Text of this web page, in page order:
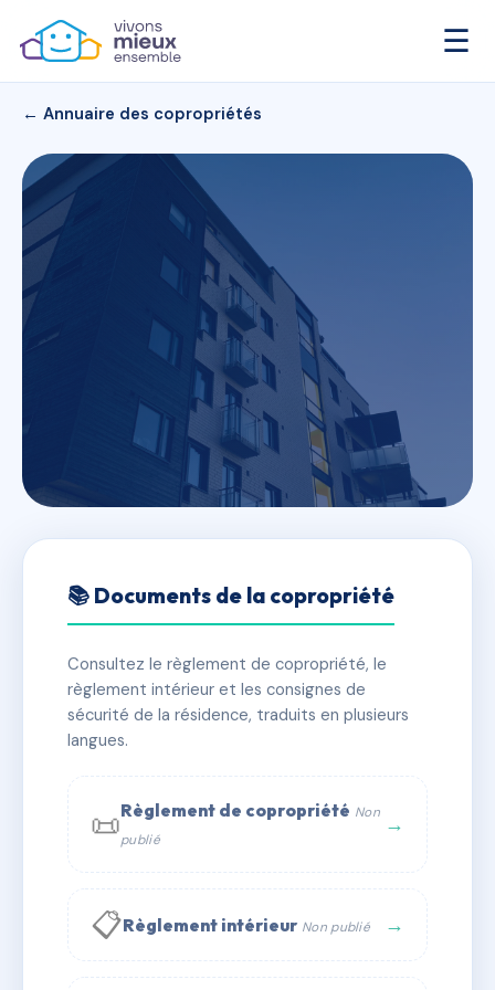
☰
← Annuaire des copropriétés
16 GALLIENI
✓ Immatriculée 🏠 20 lots 🏗 1 bâtiment(s)
📞 Contacter Syndic Digital
📚 Documents de la copropriété
Consultez le règlement de copropriété, le
règlement intérieur et les consignes de
sécurité de la résidence, traduits en plusieurs
langues.
📜Règlement de copropriété Non
publié
→
📋Règlement intérieur Non publié →